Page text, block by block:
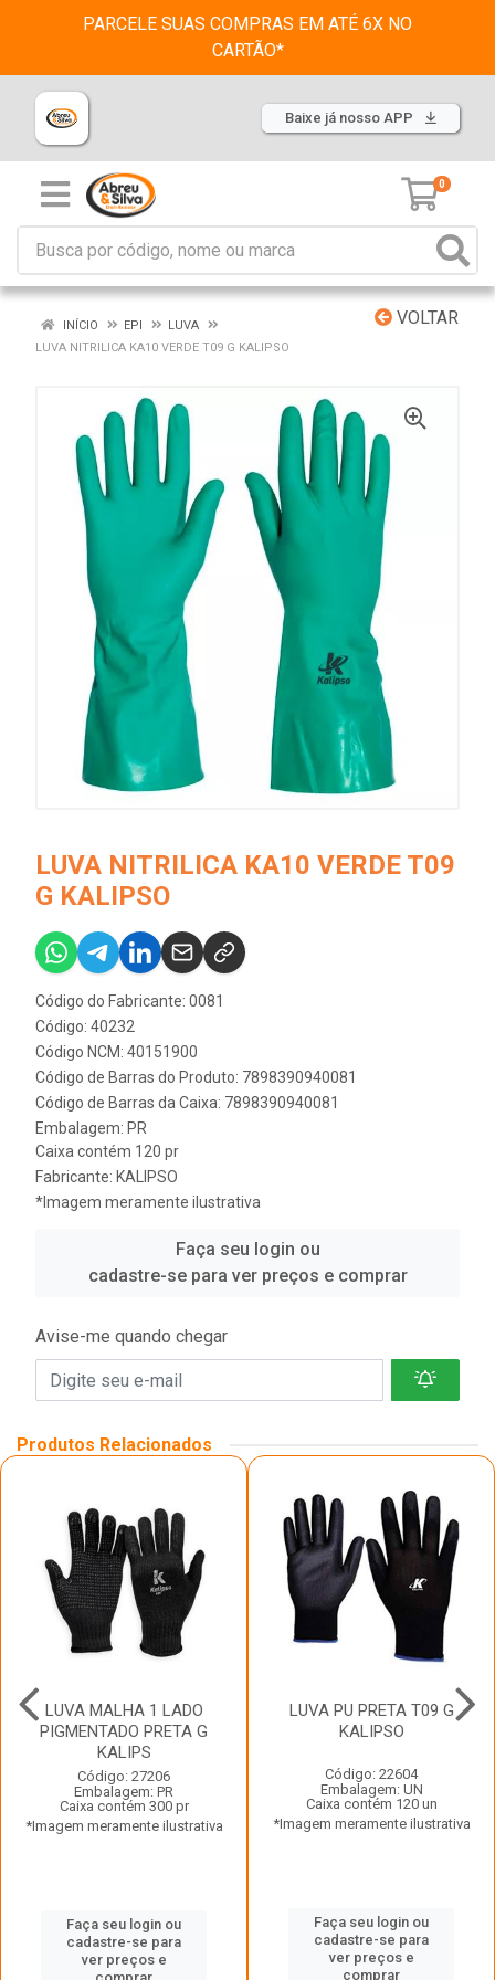
PARCELE SUAS COMPRAS EM ATÉ 6X NO
CARTÃO*
Baixe já nosso APP
0
VOLTAR
INÍCIO EPI
LUVA
LUVA NITRILICA KA10 VERDE T09 G KALIPSO
LUVA NITRILICA KA10 VERDE T09
G KALIPSO
Código do Fabricante: 0081
Código: 40232
Código NCM: 40151900
Código de Barras do Produto: 7898390940081
Código de Barras da Caixa: 7898390940081
Embalagem: PR
Caixa contém 120 pr
Fabricante: KALIPSO
*Imagem meramente ilustrativa
Faça seu login ou
cadastre-se para ver preços e comprar
Avise-me quando chegar
Produtos Relacionados
LUVA MALHA 1 LADO
PIGMENTADO PRETA G
KALIPS
Código: 27206
Embalagem: PR
Caixa contém 300 pr
*Imagem meramente ilustrativa
Faça seu login ou
cadastre-se para
ver preços e
LUVA PU PRETA T09 G
KALIPSO
Código: 22604
Embalagem: UN
Caixa contém 120 un
*Imagem meramente ilustrativa
Faça seu login ou
cadastre-se para
ver preços e
comprar